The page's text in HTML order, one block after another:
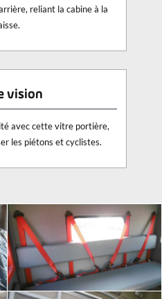
reliant la cabine à la
vision
avec cette vitre portière,
les piétons et cyclistes.